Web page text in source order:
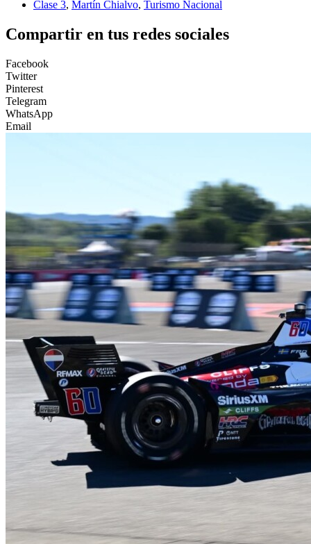
Clase 3, Martín Chialvo, Turismo Nacional
Compartir en tus redes sociales
Facebook
Twitter
Pinterest
Telegram
WhatsApp
Email